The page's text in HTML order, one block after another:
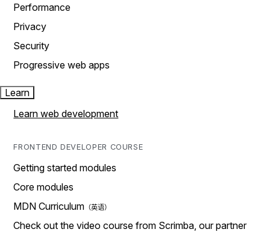
Performance
Privacy
Security
Progressive web apps
Learn
Learn web development
FRONTEND DEVELOPER COURSE
Getting started modules
Core modules
MDN Curriculum
Check out the video course from Scrimba, our partner